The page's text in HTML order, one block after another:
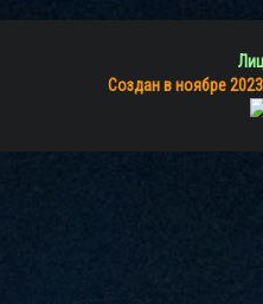
Создан в ноябре